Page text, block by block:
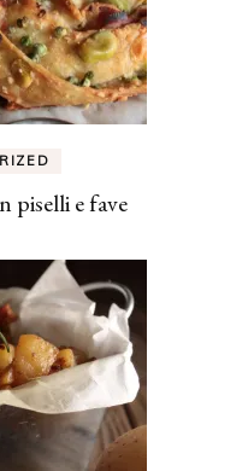
piselli e fave